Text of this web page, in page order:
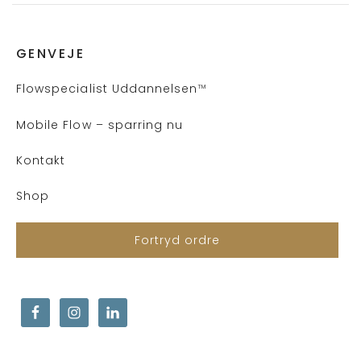
GENVEJE
Flowspecialist Uddannelsen™
Mobile Flow – sparring nu
Kontakt
Shop
Fortryd ordre